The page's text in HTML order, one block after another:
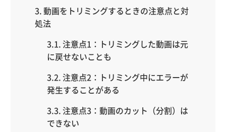
動画をトリミングするときの注意点と対
処法
注意点1：トリミングした動画は元
に戻せないことも
注意点2：トリミング中にエラーが
発生することがある
注意点3：動画のカット（分割）は
できない